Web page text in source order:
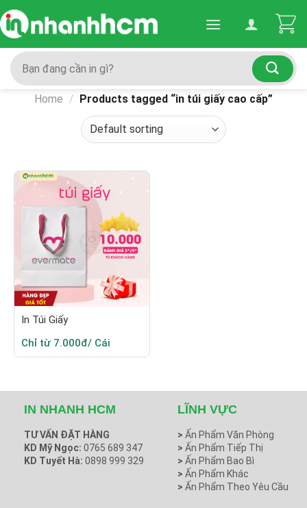
Skip
to
content
Search
for:
Home / Products tagged “in túi giấy cao cấp”
In Túi Giấy
Chỉ từ 7.000đ/ Cái
IN NHANH HCM
TƯ VẤN ĐẶT HÀNG
KD Mỹ Ngọc: 0765 689 347
KD Tuyết Hà: 0898 999 329
LĨNH VỰC
> Ấn Phẩm Văn Phòng
> Ấn Phẩm Tiếp Thị
> Ấn Phẩm Bao Bì
> Ấn Phẩm Khác
> Ấn Phẩm Theo Yêu Cầu